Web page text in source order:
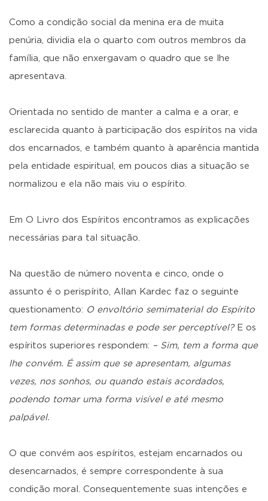
Como a condição social da menina era de muita
penúria, dividia ela o quarto com outros membros da
família, que não enxergavam o quadro que se lhe
apresentava.
Orientada no sentido de manter a calma e a orar, e
esclarecida quanto à participação dos espíritos na vida
dos encarnados, e também quanto à aparência mantida
pela entidade espiritual, em poucos dias a situação se
normalizou e ela não mais viu o espírito.
Em O Livro dos Espíritos encontramos as explicações
necessárias para tal situação.
Na questão de número noventa e cinco, onde o
assunto é o perispírito, Allan Kardec faz o seguinte
questionamento: O envoltório semimaterial do Espírito
tem formas determinadas e pode ser perceptível?E os
espíritos superiores respondem: – Sim, tem a forma que
lhe convém. É assim que se apresentam, algumas
vezes, nos sonhos, ou quando estais acordados,
podendo tomar uma forma visível e até mesmo
palpável.
O que convém aos espíritos, estejam encarnados ou
desencarnados, é sempre correspondente à sua
condição moral. Consequentemente suas intenções e